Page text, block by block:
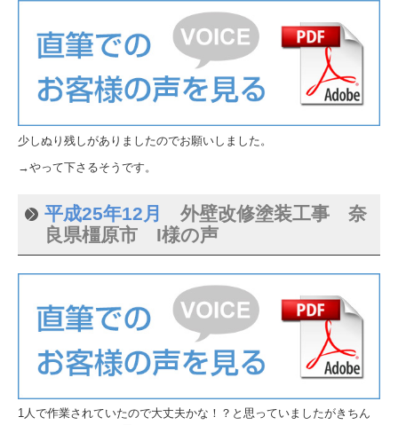
少しぬり残しがありましたのでお願いしました。
→やって下さるそうです。
平成25年12月 外壁改修塗装工事 奈
良県橿原市 I様の声
1人で作業されていたので大丈夫かな！？と思っていましたがきちん